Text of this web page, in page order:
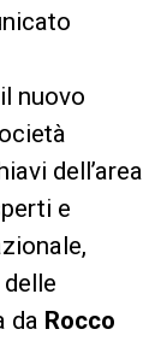
nuovo
dell’area
e
da Rocco